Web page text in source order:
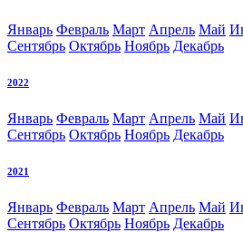
Январь Февраль Март Апрель Май
Сентябрь Октябрь Ноябрь Декабрь
2022
Январь Февраль Март Апрель Май
Сентябрь Октябрь Ноябрь Декабрь
2021
Январь Февраль Март Апрель Май
Сентябрь Октябрь Ноябрь Декабрь